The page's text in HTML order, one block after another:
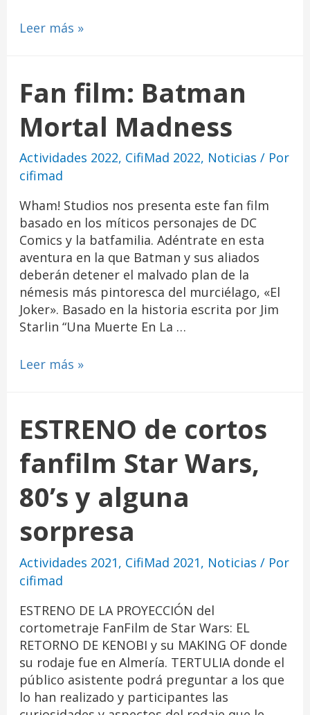
Leer más »
Fan film: Batman
Mortal Madness
Actividades 2022, CifiMad 2022, Noticias / Por
cifimad
Wham! Studios nos presenta este fan film
basado en los míticos personajes de DC
Comics y la batfamilia. Adéntrate en esta
aventura en la que Batman y sus aliados
deberán detener el malvado plan de la
némesis más pintoresca del murciélago, «El
Joker». Basado en la historia escrita por Jim
Starlin “Una Muerte En La …
Leer más »
ESTRENO de cortos
fanfilm Star Wars,
80’s y alguna
sorpresa
Actividades 2021, CifiMad 2021, Noticias / Por
cifimad
ESTRENO DE LA PROYECCIÓN del
cortometraje FanFilm de Star Wars: EL
RETORNO DE KENOBI y su MAKING OF donde
su rodaje fue en Almería. TERTULIA donde el
público asistente podrá preguntar a los que
lo han realizado y participantes las